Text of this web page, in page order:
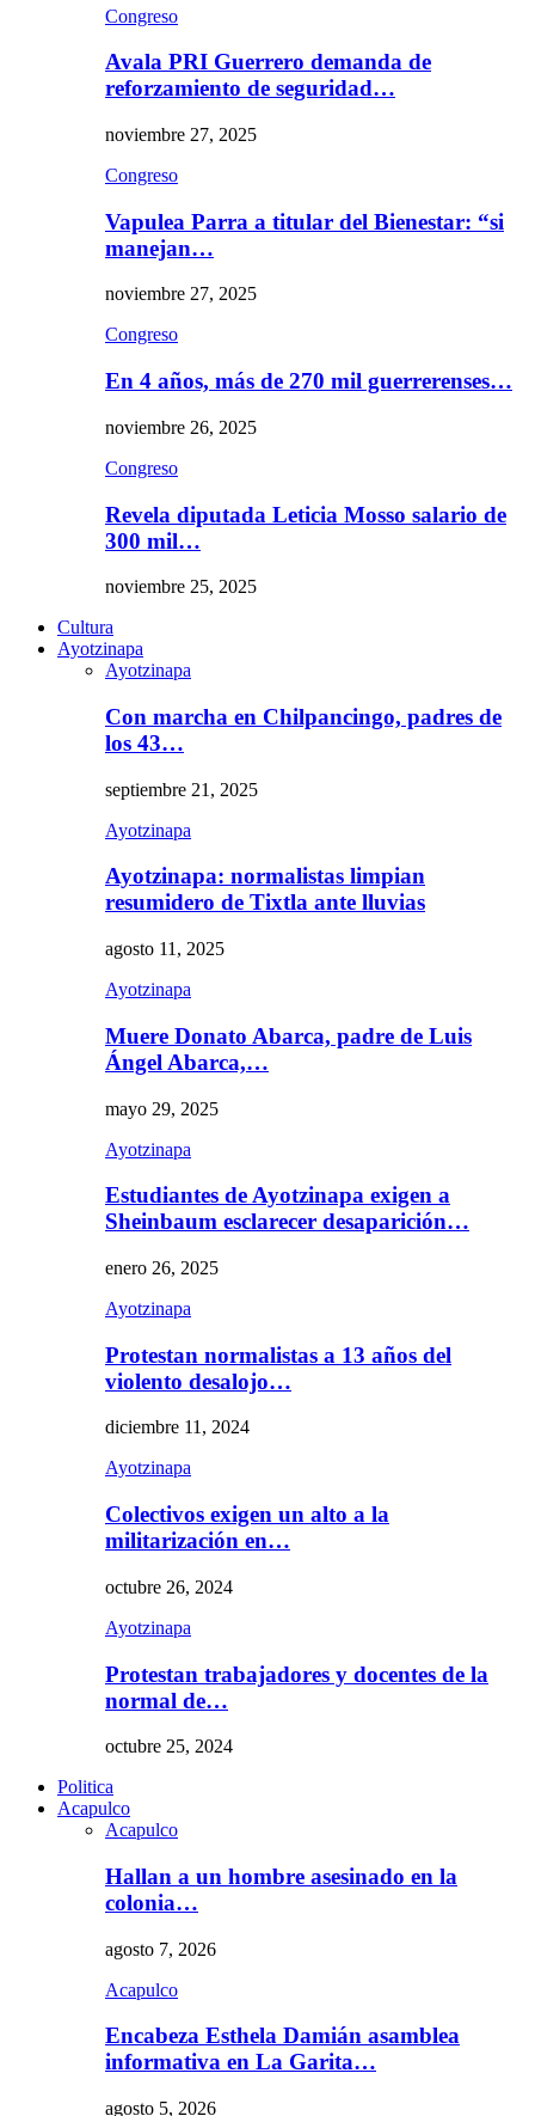
Congreso
Avala PRI Guerrero demanda de
reforzamiento de seguridad…
noviembre 27, 2025
Congreso
Vapulea Parra a titular del Bienestar: “si
manejan…
noviembre 27, 2025
Congreso
En 4 años, más de 270 mil guerrerenses…
noviembre 26, 2025
Congreso
Revela diputada Leticia Mosso salario de
300 mil…
noviembre 25, 2025
Cultura
Ayotzinapa
Ayotzinapa
Con marcha en Chilpancingo, padres de
los 43…
septiembre 21, 2025
Ayotzinapa
Ayotzinapa: normalistas limpian
resumidero de Tixtla ante lluvias
agosto 11, 2025
Ayotzinapa
Muere Donato Abarca, padre de Luis
Ángel Abarca,…
mayo 29, 2025
Ayotzinapa
Estudiantes de Ayotzinapa exigen a
Sheinbaum esclarecer desaparición…
enero 26, 2025
Ayotzinapa
Protestan normalistas a 13 años del
violento desalojo…
diciembre 11, 2024
Ayotzinapa
Colectivos exigen un alto a la
militarización en…
octubre 26, 2024
Ayotzinapa
Protestan trabajadores y docentes de la
normal de…
octubre 25, 2024
Politica
Acapulco
Acapulco
Hallan a un hombre asesinado en la
colonia…
agosto 7, 2026
Acapulco
Encabeza Esthela Damián asamblea
informativa en La Garita…
agosto 5, 2026